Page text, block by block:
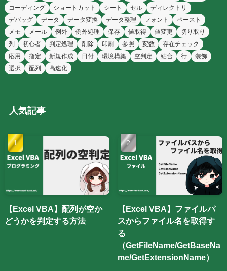
コーディング
ショートカット シート セル
ディレクトリ
デバッグ
データ データ変換 データ整理 フォント
ペースト
メモ
メール 例外 例外処理 保存 値取得 値変更
切り取り
列
初心者 判定処理 削除 印刷 参照 変数
存在チェック
応用
指定 新規作成 日付 環境構築 空判定 結合 行
装飾
選択
配列 高速化
人気記事
【Excel VBA】配列が空か
どうかを判定する方法
【Excel VBA】ファイルパ
スからファイル名を取得す
る
（GetFileName/GetBaseNa
me/GetExtensionName）